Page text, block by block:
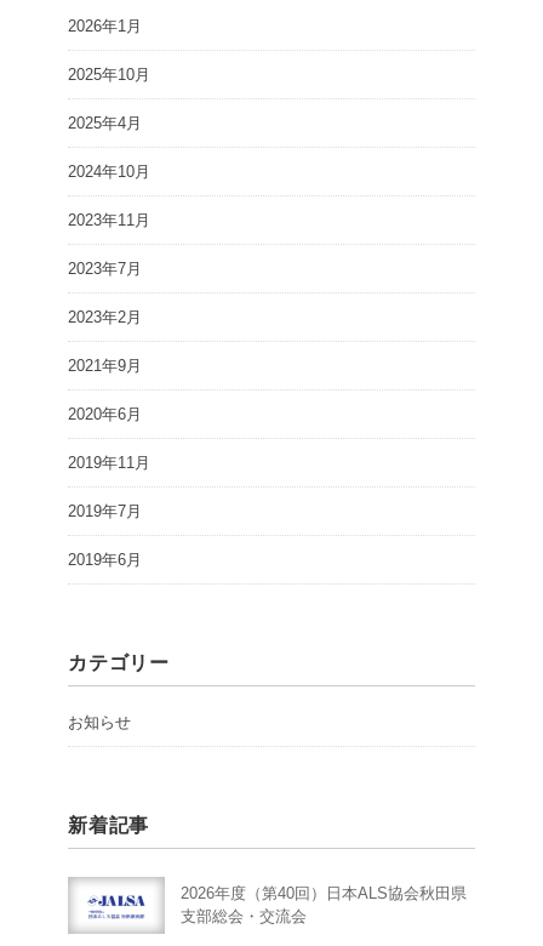
2026年1月
2025年10月
2025年4月
2024年10月
2023年11月
2023年7月
2023年2月
2021年9月
2020年6月
2019年11月
2019年7月
2019年6月
カテゴリー
お知らせ
新着記事
2026年度（第40回）日本ALS協会秋田県
支部総会・交流会